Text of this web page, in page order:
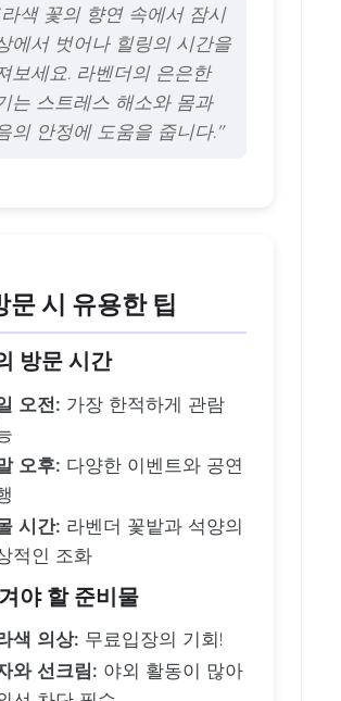
색 꽃의 향연 속에서 잠시
에서 벗어나 힐링의 시간을
보세요. 라벤더의 은은한
는 스트레스 해소와 몸과
의 안정에 도움을 줍니다."
시 유용한 팁
방문 시간
오전: 가장 한적하게 관람
오후: 다양한 이벤트와 공연
시간: 라벤더 꽃밭과 석양의
적인 조화
야 할 준비물
색 의상: 무료입장의 기회!
와 선크림: 야외 활동이 많아